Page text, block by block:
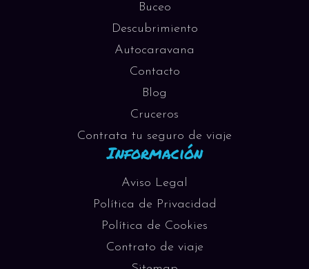
Buceo
Descubrimiento
Autocaravana
Contacto
Blog
Cruceros
Contrata tu seguro de viaje
Información
Aviso Legal
Política de Privacidad
Política de Cookies
Contrato de viaje